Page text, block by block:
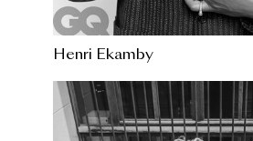
Henri Ekamby